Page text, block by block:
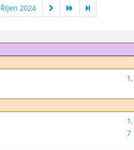
Říjen 2024
1,
1,
7